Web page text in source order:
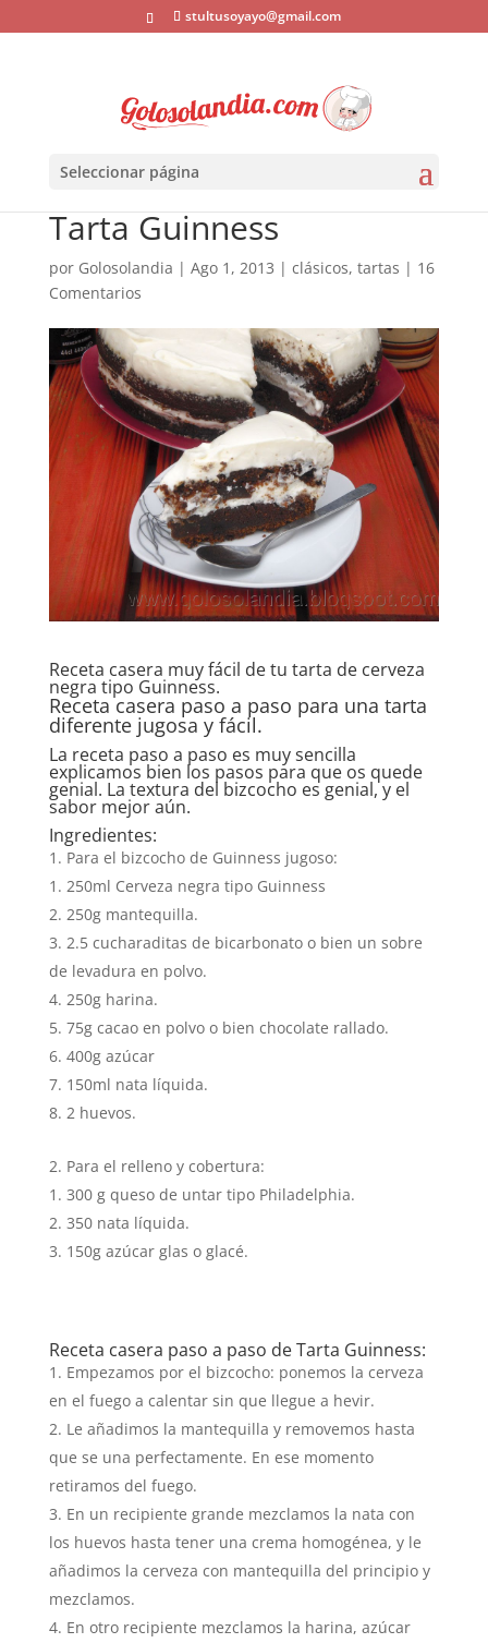
stultusoyayo@gmail.com
Seleccionar página
Tarta Guinness
por Golosolandia | Ago 1, 2013 | clásicos, tartas | 16
Comentarios
Receta casera muy fácil de tu tarta de cerveza
negra tipo Guinness.
Receta casera paso a paso para una tarta
diferente jugosa y fácil.
La receta paso a paso es muy sencilla
explicamos bien los pasos para que os quede
genial. La textura del bizcocho es genial, y el
sabor mejor aún.
Ingredientes:
Para el bizcocho de Guinness jugoso:
250ml Cerveza negra tipo Guinness
250g mantequilla.
2.5 cucharaditas de bicarbonato o bien un sobre
de levadura en polvo.
250g harina.
75g cacao en polvo o bien chocolate rallado.
400g azúcar
150ml nata líquida.
2 huevos.
Para el relleno y cobertura:
300 g queso de untar tipo Philadelphia.
350 nata líquida.
150g azúcar glas o glacé.
Receta casera paso a paso de Tarta Guinness:
Empezamos por el bizcocho: ponemos la cerveza
en el fuego a calentar sin que llegue a hevir.
Le añadimos la mantequilla y removemos hasta
que se una perfectamente. En ese momento
retiramos del fuego.
En un recipiente grande mezclamos la nata con
los huevos hasta tener una crema homogénea, y le
añadimos la cerveza con mantequilla del principio y
mezclamos.
En otro recipiente mezclamos la harina, azúcar